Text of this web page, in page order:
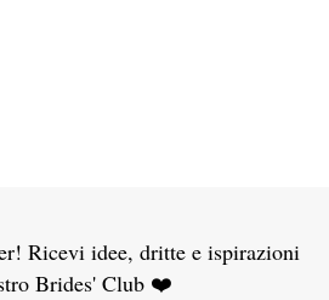
Ricevi idee, dritte e ispirazioni
Brides' Club ❤️